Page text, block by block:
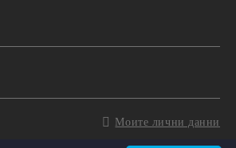
Моите лични данни